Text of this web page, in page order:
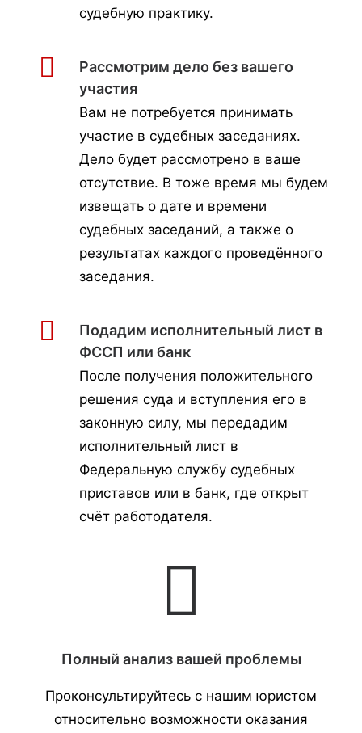
судебную практику.
Рассмотрим дело без вашего
участия
Вам не потребуется принимать
участие в судебных заседаниях.
Дело будет рассмотрено в ваше
отсутствие. В тоже время мы будем
извещать о дате и времени
судебных заседаний, а также о
результатах каждого проведённого
заседания.
Подадим исполнительный лист в
ФССП или банк
После получения положительного
решения суда и вступления его в
законную силу, мы передадим
исполнительный лист в
Федеральную службу судебных
приставов или в банк, где открыт
счёт работодателя.
Полный анализ вашей проблемы
Проконсультируйтесь с нашим юристом
относительно возможности оказания